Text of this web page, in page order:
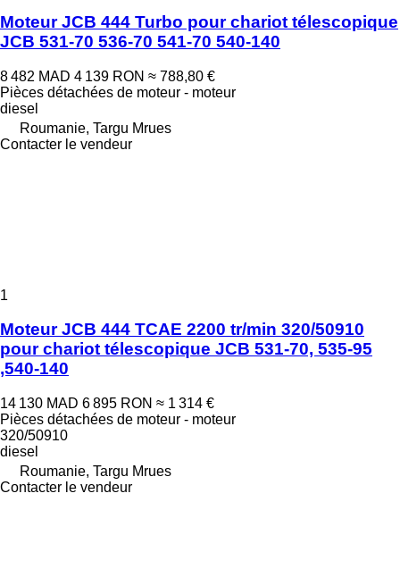
Moteur JCB 444 Turbo pour chariot télescopique
JCB 531-70 536-70 541-70 540-140
8 482 MAD 4 139 RON ≈ 788,80 €
Pièces détachées de moteur - moteur
diesel
Roumanie, Targu Mrues
Contacter le vendeur
1
Moteur JCB 444 TCAE 2200 tr/min 320/50910
pour chariot télescopique JCB 531-70, 535-95
,540-140
14 130 MAD 6 895 RON ≈ 1 314 €
Pièces détachées de moteur - moteur
320/50910
diesel
Roumanie, Targu Mrues
Contacter le vendeur